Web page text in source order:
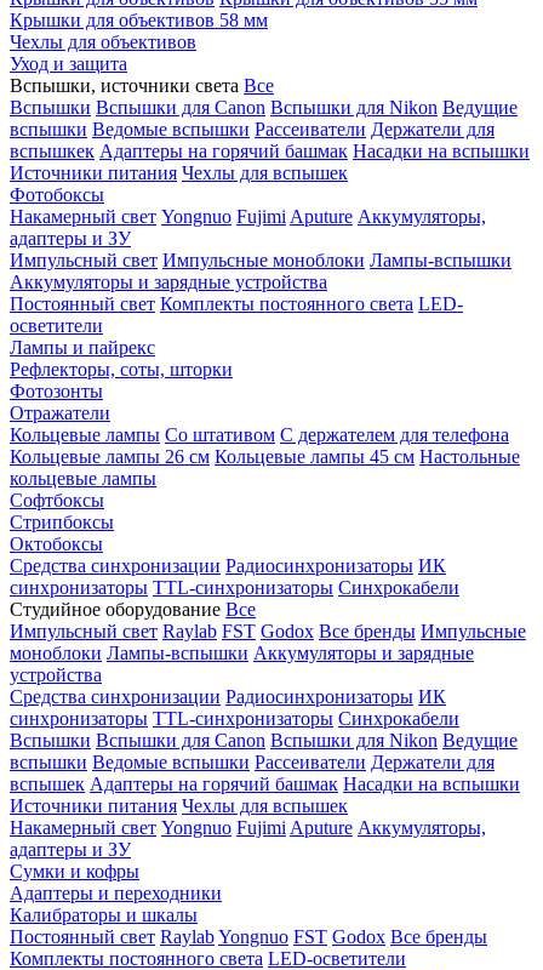
Крышки для объективов 58 мм
Чехлы для объективов
Уход и защита
Вспышки, источники света Все
Вспышки Вспышки для Canon Вспышки для Nikon Ведущие
вспышки Ведомые вспышки Рассеиватели Держатели для
вспышкек Адаптеры на горячий башмак Насадки на вспышки
Источники питания Чехлы для вспышек
Фотобоксы
Накамерный свет Yongnuo Fujimi Aputure Аккумуляторы,
адаптеры и ЗУ
Импульсный свет Импульсные моноблоки Лампы-вспышки
Аккумуляторы и зарядные устройства
Постоянный свет Комплекты постоянного света LED-
осветители
Лампы и пайрекс
Рефлекторы, соты, шторки
Фотозонты
Отражатели
Кольцевые лампы Со штативом С держателем для телефона
Кольцевые лампы 26 см Кольцевые лампы 45 см Настольные
кольцевые лампы
Софтбоксы
Стрипбоксы
Октобоксы
Средства синхронизации Радиосинхронизаторы ИК
синхронизаторы TTL-синхронизаторы Синхрокабели
Студийное оборудование Все
Импульсный свет Raylab FST Godox Все бренды Импульсные
моноблоки Лампы-вспышки Аккумуляторы и зарядные
устройства
Средства синхронизации Радиосинхронизаторы ИК
синхронизаторы TTL-синхронизаторы Синхрокабели
Вспышки Вспышки для Canon Вспышки для Nikon Ведущие
вспышки Ведомые вспышки Рассеиватели Держатели для
вспышек Адаптеры на горячий башмак Насадки на вспышки
Источники питания Чехлы для вспышек
Накамерный свет Yongnuo Fujimi Aputure Аккумуляторы,
адаптеры и ЗУ
Сумки и кофры
Адаптеры и переходники
Калибраторы и шкалы
Постоянный свет RaylabYongnuo FST Godox Все бренды
Комплекты постоянного света LED-осветители